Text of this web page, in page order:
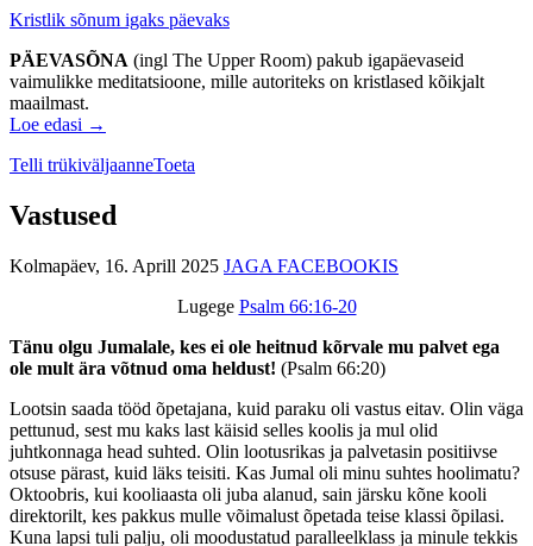
Kristlik sõnum igaks päevaks
PÄEVASÕNA (ingl The Upper Room) pakub igapäevaseid
vaimulikke meditatsioone, mille autoriteks on kristlased kõikjalt
maailmast.
Loe edasi →
Telli trükiväljaanneToeta
Vastused
Kolmapäev, 16. Aprill 2025 JAGA FACEBOOKIS
Lugege Psalm 66:16-20
Tänu olgu Jumalale, kes ei ole heitnud kõrvale mu palvet ega
ole mult ära võtnud oma heldust! (Psalm 66:20)
Lootsin saada tööd õpetajana, kuid paraku oli vastus eitav. Olin väga
pettunud, sest mu kaks last käisid selles koolis ja mul olid
juhtkonnaga head suhted. Olin lootusrikas ja palvetasin positiivse
otsuse pärast, kuid läks teisiti. Kas Jumal oli minu suhtes hoolimatu?
Oktoobris, kui kooliaasta oli juba alanud, sain järsku kõne kooli
direktorilt, kes pakkus mulle võimalust õpetada teise klassi õpilasi.
Kuna lapsi tuli palju, oli moodustatud paralleelklass ja minule tekkis